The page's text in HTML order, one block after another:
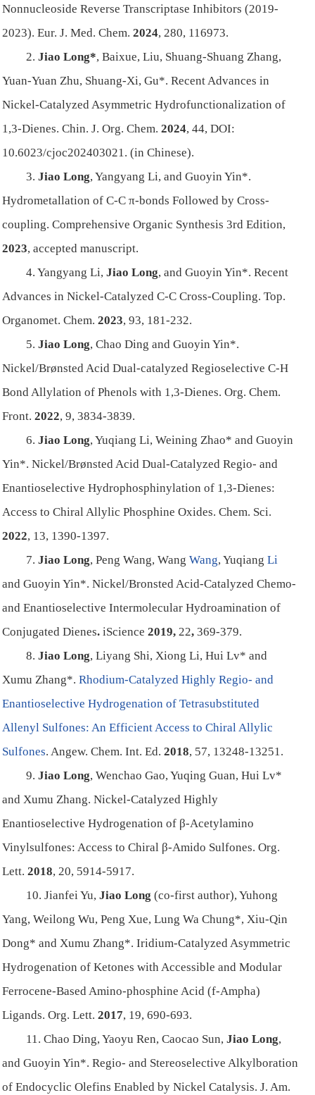
Nonnucleoside Reverse Transcriptase Inhibitors (2019-
2023).Eur. J. Med. Chem.2024,280, 116973.
2.Jiao Long*, Baixue, Liu, Shuang-Shuang Zhang,
Yuan-Yuan Zhu, Shuang-Xi, Gu*. Recent Advances in
Nickel-Catalyzed Asymmetric Hydrofunctionalization of
1,3-Dienes.Chin. J. Org. Chem. 2024,44, DOI:
10.6023/cjoc202403021. (in Chinese).
3.Jiao Long, Yangyang Li, and Guoyin Yin*.
Hydrometallation of C-C π-bonds Followed by Cross-
coupling.Comprehensive Organic Synthesis 3rd Edition,
2023, accepted manuscript.
4. Yangyang Li,Jiao Long, and Guoyin Yin*. Recent
Advances in Nickel-Catalyzed C-C Cross-Coupling.Top.
Organomet. Chem. 2023,93, 181-232.
5.Jiao Long, Chao Ding and Guoyin Yin*.
Nickel/Brønsted Acid Dual-catalyzed Regioselective C-H
Bond Allylation of Phenols with 1,3-Dienes.Org. Chem.
Front. 2022,9, 3834-3839.
6.Jiao Long, Yuqiang Li, Weining Zhao* and Guoyin
Yin*. Nickel/Brønsted Acid Dual-Catalyzed Regio- and
Enantioselective Hydrophosphinylation of 1,3-Dienes:
Access to Chiral Allylic Phosphine Oxides.Chem. Sci.
2022, 13, 1390-1397.
7.Jiao Long, Peng Wang, WangWang, YuqiangLi
and Guoyin Yin*. Nickel/Bronsted Acid-Catalyzed Chemo-
and Enantioselective Intermolecular Hydroamination of
Conjugated Dienes.iScience 2019,22, 369-379.
8.Jiao Long, Liyang Shi, Xiong Li, Hui Lv* and
Xumu Zhang*. Rhodium-Catalyzed Highly Regio- and
Enantioselective Hydrogenation of Tetrasubstituted
Allenyl Sulfones: An Efficient Access to Chiral Allylic
Sulfones.Angew. Chem. Int. Ed.2018, 57, 13248-13251.
9.Jiao Long, Wenchao Gao, Yuqing Guan, Hui Lv*
and Xumu Zhang. Nickel-Catalyzed Highly
Enantioselective Hydrogenation of β-Acetylamino
Vinylsulfones: Access to Chiral β-Amido Sulfones.Org.
Lett. 2018, 20, 5914-5917.
10. Jianfei Yu,Jiao Long(co-first author), Yuhong
Yang, Weilong Wu, Peng Xue, Lung Wa Chung*, Xiu-Qin
Dong* and Xumu Zhang*. Iridium-Catalyzed Asymmetric
Hydrogenation of Ketones with Accessible and Modular
Ferrocene-Based Amino-phosphine Acid (f-Ampha)
Ligands.Org. Lett. 2017, 19, 690-693.
11. Chao Ding, Yaoyu Ren, Caocao Sun,Jiao Long,
and Guoyin Yin*. Regio- and Stereoselective Alkylboration
of Endocyclic Olefins Enabled by Nickel Catalysis.J. Am.